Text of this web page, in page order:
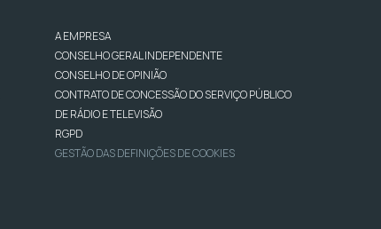
A EMPRESA
CONSELHO GERAL INDEPENDENTE
CONSELHO DE OPINIÃO
CONTRATO DE CONCESSÃO DO SERVIÇO PÚBLICO
DE RÁDIO E TELEVISÃO
RGPD
GESTÃO DAS DEFINIÇÕES DE COOKIES